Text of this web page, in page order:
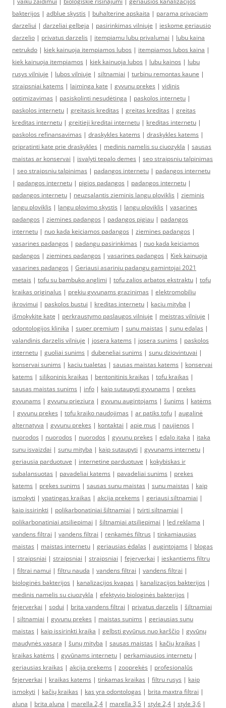
bakterijos | adblue skystis | buhalterine apskaita | parama privaciam
darzeliui | darzeliai gelbeja | pasirinkimas vilniuje | ieskome geriausio
darzelio | privatus darzelis | itempiamu lubu privalumai | lubu kaina
netrukdo | kiek kainuoja itempiamos lubos | itempiamos lubos kaina |
kiek kainuoja itempiamos | kiek kainuoja lubos | lubu kainos | lubu
rusys vilniuje | lubos vilniuje | siltnamiai | turbinu remontas kaune |
straipsniai katems | laiminga kate | gyvunu prekes | vidinis
optimizavimas | pasiskolinti nesudėtinga | paskolos internetu |
paskolos internetu | greitasis kreditas | greitas kreditas | greitas
kreditas internetu | greitieji kreditai internetu | kreditas internetu |
paskolos refinansavimas | draskykles katems | draskykles katems |
pripratinti kate prie draskykles | medinis namelis su ciuozykla | sausas
maistas ar konservai | isvalyti tepalo demes | seo straipsniu talpinimas
| seo straipsniu talpinimas | padangos internetu | padangos internetu
| padangos internetu | pigios padangos | padangos internetu |
padangos internetu | neuzsalantis zieminis langu ploviklis | zieminis
langu ploviklis | langu plovimo skystis | langu ploviklis | vasarines
padangos | ziemines padangos | padangos pigiau | padangos
internetu | nuo kada keiciamos padangos | ziemines padangos |
vasarines padangos | padangu pasirinkimas | nuo kada keiciamos
padangos | ziemines padangos | vasarines padangos | Kiek kainuoja
vasarines padangos | Geriausi asariniu padangu gamintojai 2021
metais | tofu su bambuko anglimi | tofu zalios arbatos ekstraktu | tofu
kraikas originalus | prekiu gyvunams grazinimas | elektromobiliu
ikrovimui | paskolos bustui | kreditas internetu | kaciu mityba |
išmokykite katę | perkraustymo paslaugos vilniuje | meistras vilniuje |
odontologijos klinika | super premium | sunu maistas | sunu edalas |
valandinis darzelis vilniuje | josera katems | josera sunims | paskolos
internetu | guoliai sunims | dubeneliai sunims | sunu dziovintuvai |
konservai sunims | kaciu tualetas | sausas maistas katems | konservai
katems | silikoninis kraikas | bentonitinis kraikas | tofu kraikas |
sausas maistas sunims | info | kaip sutaupyti gyvunams | prekes
gyvunams | gyvunu prieziura | gyvunu augintojams | šunims | katėms
| gyvunu prekes | tofu kraiko naudojimas | ar patiks tofu | augalinė
alternatyva | gyvunu prekes | kontaktai | apie mus | naujienos |
nuorodos | nuorodos | nuorodos | gyvunu prekes | edalo itaka | itaka
sunu isvaizdai | sunu mityba | kaip sutaupyti | gyvunams internetu |
geriausia parduotuve | internetine parduotuve | kokybiskas ir
subalansuotas | pavadeliai katems | pavadeliai sunims | prekes
katems | prekes sunims | sausas sunu maistas | sunu maistas | kaip
ismokyti | ypatingas kraikas | akcija prekems | geriausi siltnamiai |
kaip issirinkti | polikarbonatiniai šiltnamiai | tvirti siltnamiai |
polikarbonatiniai atsiliepimai | šiltnamiai atsiliepimai | led reklama |
vandens filtrai | vandens filtrai | renkamės filtrus | tinkamiausias
maistas | maistas internetu | geriausias ėdalas | augintojams | blogas
| straipsniai | straipsniai | straipsniai | fejerverkai | ieskantiems filtru
| filtrai namui | filtru nauda | vandens filtrai | vandens filtrai |
biologinės bakterijos | kanalizacijos kvapas | kanalizacijos bakterijos |
medinis namelis su ciuozykla | efektyvio biologinės bakterijos |
fejerverkai | sodui | brita vandens filtrai | privatus darzelis | šiltnamiai
| siltnamiai | gyvunu prekes | maistas sunims | geriausias sunu
maistas | kaip issirinkti kraika | gelbsti gyvūnus nuo karščio | gyvūnų
maudynės vasarą | šunų mityba | sausas maistas | kačių kraikas |
kraikas katėms | gyvūnams internetu | perkamiausios internetu |
geriausias kraikas | akcija prekems | zooprekės | profesionalūs
fejerverkai | kraikas katems | tinkamas kraikas | filtru rusys | kaip
ismokyti | kačių kraikas | kas yra odontologas | brita maxtra filtrai |
aluna | brita aluna | marella 2,4 | marella 3,5 | style 2,4 | style 3,6 |